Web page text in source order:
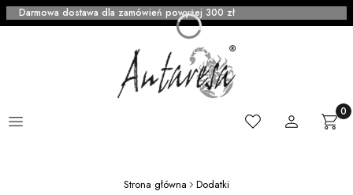
Darmowa dostawa dla zamówień powyżej 300 zł
Menu UlubioneZaloguj się
Strona główna Dodatki